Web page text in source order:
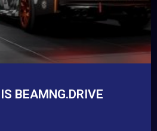
BEAMNG.DRIVE